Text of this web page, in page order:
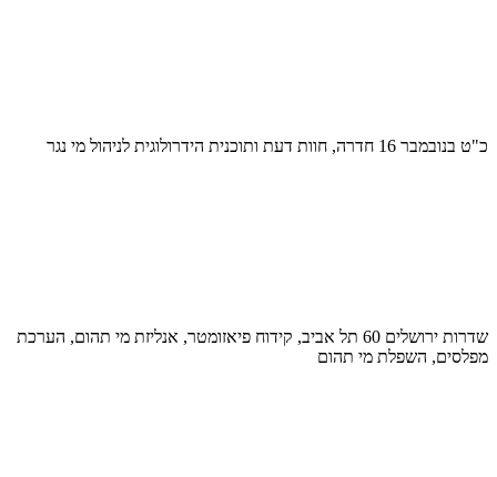
כ"ט בנובמבר 16 חדרה, חוות דעת ותוכנית הידרולוגית לניהול מי נגר
שדרות ירושלים 60 תל אביב, קידוח פיאזומטר, אנליזת מי תהום, הערכת
מפלסים, השפלת מי תהום